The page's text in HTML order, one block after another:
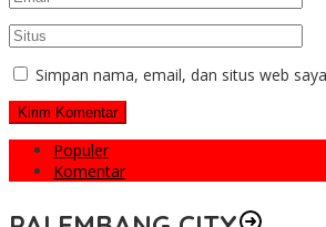
Simpan nama, email, dan situs web
Populer
Komentar